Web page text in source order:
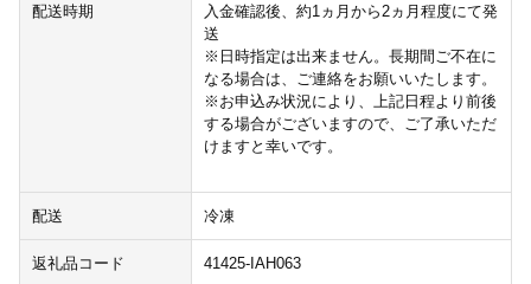
配送時期
入金確認後、約1ヵ月から2ヵ月程度にて発
送
※日時指定は出来ません。長期間ご不在に
なる場合は、ご連絡をお願いいたします。
※お申込み状況により、上記日程より前後
する場合がございますので、ご了承いただ
けますと幸いです。
配送 冷凍
返礼品コード 41425-IAH063